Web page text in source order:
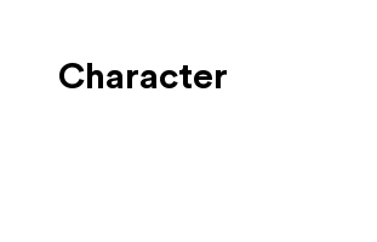
Character